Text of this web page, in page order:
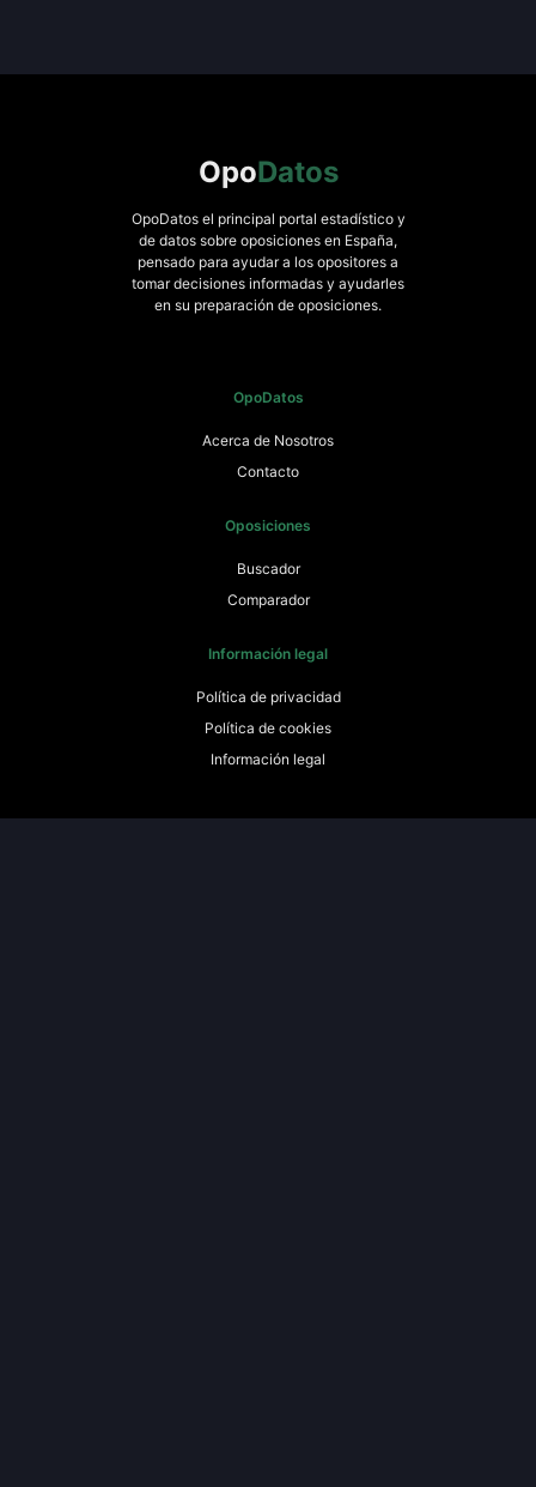
OpoDatos
OpoDatos el principal portal estadístico y
de datos sobre oposiciones en España,
pensado para ayudar a los opositores a
tomar decisiones informadas y ayudarles
en su preparación de oposiciones.
OpoDatos
Acerca de Nosotros
Contacto
Oposiciones
Buscador
Comparador
Información legal
Política de privacidad
Política de cookies
Información legal